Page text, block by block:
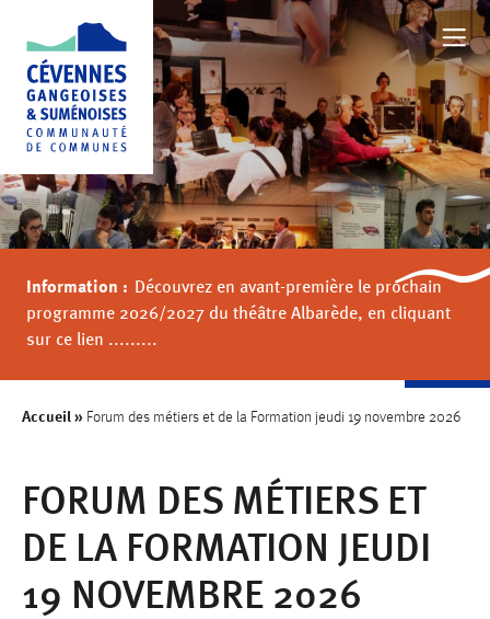
NOTRE TERRITOIRE
BOUGER
AU QUOTIDIEN
Information :
Découvrez en avant-première le prochain
programme 2026/2027 du théâtre Albarède, en cliquant
sur ce lien .........
Accueil » Forum des métiers et de la Formation jeudi 19 novembre 2026
FORUM DES MÉTIERS ET
DE LA FORMATION JEUDI
19 NOVEMBRE 2026